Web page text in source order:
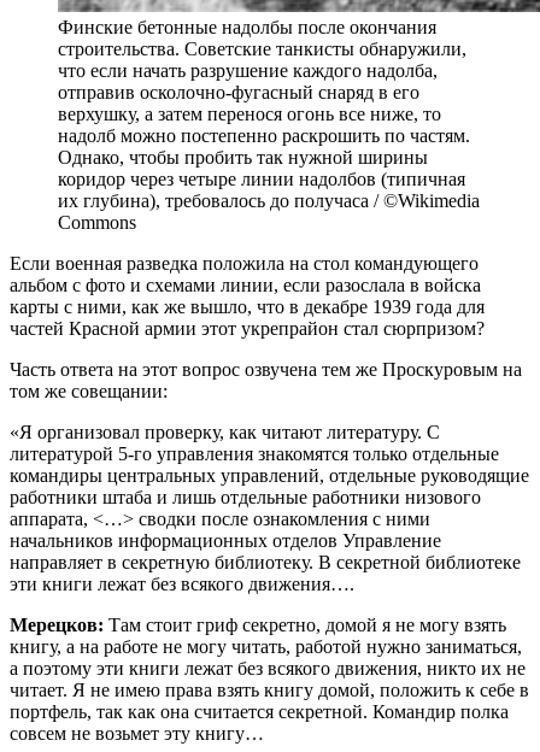
Финские бетонные надолбы после окончания
строительства. Советские танкисты обнаружили,
что если начать разрушение каждого надолба,
отправив осколочно-фугасный снаряд в его
верхушку, а затем перенося огонь все ниже, то
надолб можно постепенно раскрошить по частям.
Однако, чтобы пробить так нужной ширины
коридор через четыре линии надолбов (типичная
их глубина), требовалось до получаса / ©Wikimedia
Commons
Если военная разведка положила на стол командующего
альбом с фото и схемами линии, если разослала в войска
карты с ними, как же вышло, что в декабре 1939 года для
частей Красной армии этот укрепрайон стал сюрпризом?
Часть ответа на этот вопрос озвучена тем же Проскуровым на
том же совещании:
«Я организовал проверку, как читают литературу. С
литературой 5-го управления знакомятся только отдельные
командиры центральных управлений, отдельные руководящие
работники штаба и лишь отдельные работники низового
аппарата, <…> сводки после ознакомления с ними
начальников информационных отделов Управление
направляет в секретную библиотеку. В секретной библиотеке
эти книги лежат без всякого движения….
Мерецков: Там стоит гриф секретно, домой я не могу взять
книгу, а на работе не могу читать, работой нужно заниматься,
а поэтому эти книги лежат без всякого движения, никто их не
читает. Я не имею права взять книгу домой, положить к себе в
портфель, так как она считается секретной. Командир полка
совсем не возьмет эту книгу…